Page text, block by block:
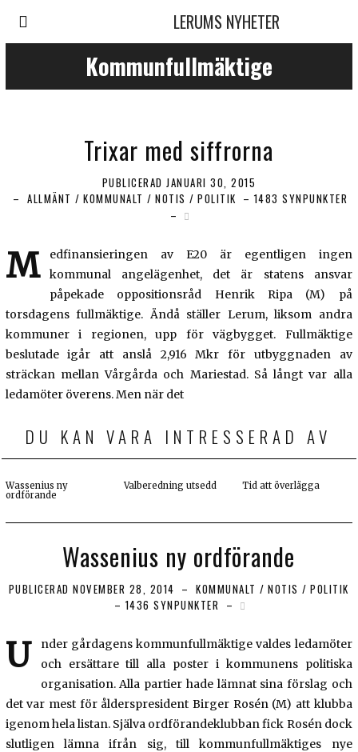
LERUMS NYHETER
Kommunfullmäktige
Trixar med siffrorna
PUBLICERAD JANUARI 30, 2015
ALLMÄNT / KOMMUNALT / NOTIS / POLITIK 1483 SYNPUNKTER
M
edfinansieringen av E20 är egentligen ingen
kommunal angelägenhet, det är statens ansvar
påpekade oppositionsråd Henrik Ripa (M) på
torsdagens fullmäktige. Ändå ställer Lerum, liksom andra
kommuner i regionen, upp för vägbygget. Fullmäktige
beslutade igår att anslå 2,916 Mkr för utbyggnaden av
sträckan mellan Vårgårda och Mariestad. Så långt var alla
ledamöter överens. Men när det
DU KAN VARA INTRESSERAD AV
Wassenius ny
ordförande
Valberedning utsedd Tid att överlägga
Wassenius ny ordförande
PUBLICERAD NOVEMBER 28, 2014 KOMMUNALT / NOTIS / POLITIK
1436 SYNPUNKTER
U
nder gårdagens kommunfullmäktige valdes ledamöter
och ersättare till alla poster i kommunens politiska
organisation. Alla partier hade lämnat sina förslag och
det var mest för ålderspresident Birger Rosén (M) att klubba
igenom hela listan. Själva ordförandeklubban fick Rosén dock
slutligen lämna ifrån sig, till kommunfullmäktiges nye